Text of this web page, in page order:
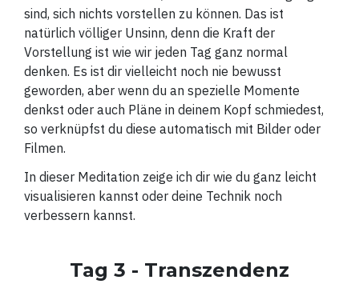
sind, sich nichts vorstellen zu können. Das ist
natürlich völliger Unsinn, denn die Kraft der
Vorstellung ist wie wir jeden Tag ganz normal
denken. Es ist dir vielleicht noch nie bewusst
geworden, aber wenn du an spezielle Momente
denkst oder auch Pläne in deinem Kopf schmiedest,
so verknüpfst du diese automatisch mit Bilder oder
Filmen.
In dieser Meditation zeige ich dir wie du ganz leicht
visualisieren kannst oder deine Technik noch
verbessern kannst.
Tag 3 - Transzendenz